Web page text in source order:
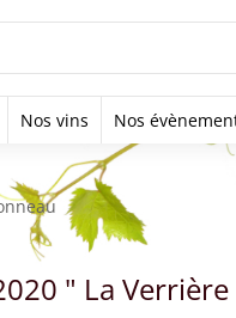
Nos vins Nos
" La